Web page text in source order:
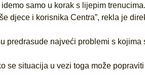
samo u korak s lijepim
djece i korisnika Centra”, rekla je
predrasude najveći problemi s
se situacija u vezi toga može